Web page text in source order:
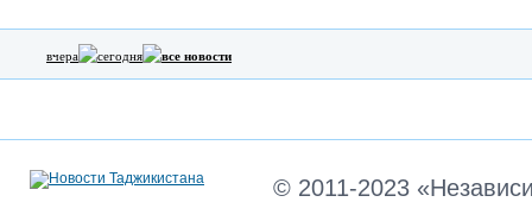
вчера сегодня все новости
© 2011-2023